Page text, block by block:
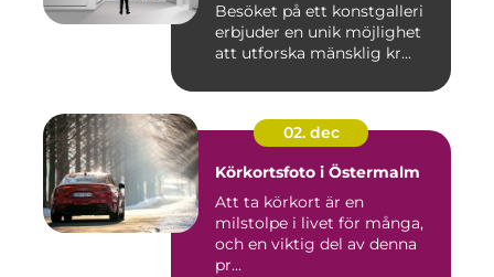
Besöket på ett konstgalleri
erbjuder en unik möjlighet
att utforska mänsklig kr...
02. dec
Körkortsfoto i Östermalm
Att ta körkort är en
milstolpe i livet för många,
och en viktig del av denna
pr...